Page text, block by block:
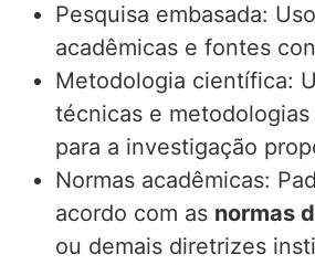
Pesquisa embasada:
acadêmicas e fontes
Metodologia científica:
técnicas e metodologias
para a investigação
Normas acadêmicas:
acordo com as normas
ou demais diretrizes